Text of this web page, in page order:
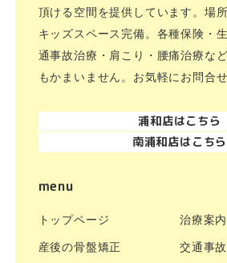
頂ける空間を提供しています。場
キッズスペース完備。各種保険・
通事故治療・肩こり・腰痛治療な
もかまいません。お気軽にお問合せ
浦和店はこちら
南浦和店はこちら
menu
トップページ
産後の骨盤矯正
治療案内
交通事